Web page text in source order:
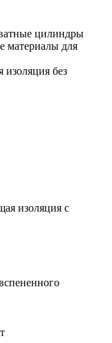
цилиндры
материалы для
изоляция без
изоляция с